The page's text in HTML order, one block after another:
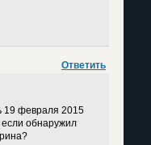
Ответить
19 февраля 2015
если обнаружил